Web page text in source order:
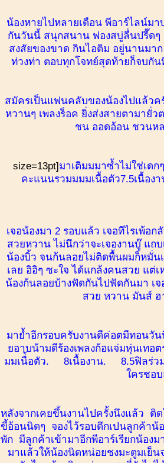
น้องหายไปหลายเดือน พีอาร์ไลน์ม
กันวันนี้ สนุกสนาน ฟองสบู่ลื่นปรื๊ดๆ
สงสัยของขาด กินไอติม อยู่นานมาก
ท่วงท่า ตอบทุกโจทย์สุดท้ายก็จบกั
สมัครเป็นแฟนคลับของน้องไปแล้วค
หวานๆ เพลงร็อค ยิ่งส่งสายตามายั่
ชน ออดอ้อน ชวนหล
size=13pt]มาเติมมมาซ้ำไม่ใช่เด
คะแนนรวมมมมเนื้อตัว7.5เนื้อง
เจอน้องมา 2 รอบแล้ว เจอทีไรเพ้
สวยหวาน ไม่นึกว่าจะเจองานบู๊ แถ
น้องบิ้ว จนก้นลอยไม่ติดพื้นผมก็หมั่
เลย อิอิๆ ซะใจ ได้แกล้งคนสวย แต่
น้องก้นลอยบ้างฟัดกันไปฟัดกันมา เ
สวย หวาน มันส์ ฮ
มาย้ำอีกรอบครับงานดีค่อตมีทอนวัน
ยอาบน้ามดีร้องเพลงก้อแจ่มหุ่นเทอ
มมเนื่้อตัว. 8เนื้องาน. 8.5ฟิลร่ว
ใครชอ
หลังจากเคยขึ้นงานไปครั้งนึงแล้ว ติ
ขี้อ้อนนิดๆ จองไว้รอบดึกเปนลูกค้าน้
พัก มีลูกค้าเข้ามาอีกพีอาร์เรียกน้อง
มาแล้วให้น้องนิดหน่อยชงมะตูมเย็